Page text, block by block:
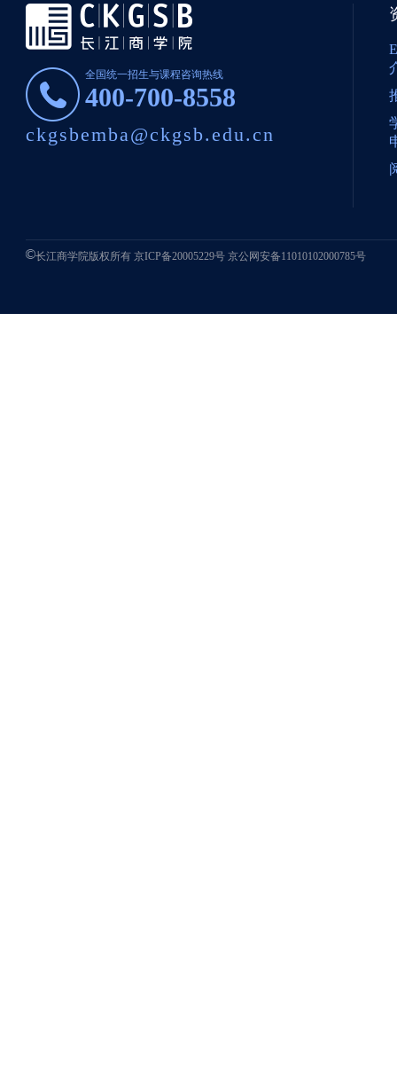
全国统一招生与课程咨询热线
400-700-8558
ckgsbemba@ckgsb.edu.cn
长江商学院版权所有京ICP备20005229号 京公网安备11010102000785号